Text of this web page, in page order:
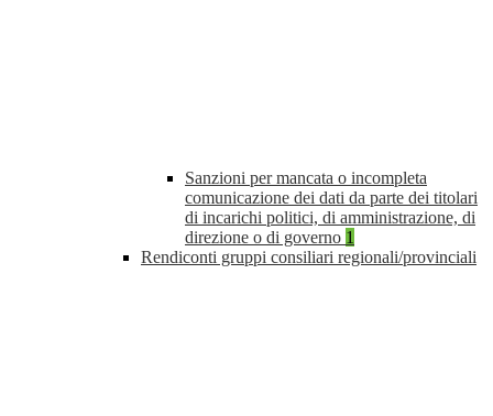
Sanzioni per mancata o incompleta
comunicazione dei dati da parte dei titolari
di incarichi politici, di amministrazione, di
direzione o di governo 1
Rendiconti gruppi consiliari regionali/provinciali